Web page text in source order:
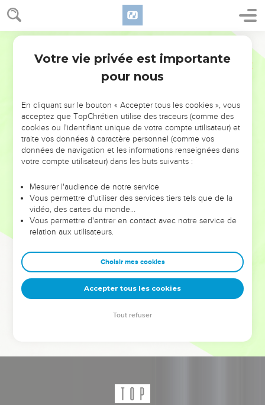
NE MANQUEZ PAS L’ÉVÉNEMENT
DE L’ANNÉE !
ET SI LEURS ERREURS POUVAIENT VOUS ÉVITER LES
VOTRES ?
leur foi ou leur vision. Mais on voit moins les doutes, les erreurs
et les saisons difficiles qu'ils ont traversés, alors même que ce
sont elles qui les ont façonnés.
Dans cette conférence, leaders, entrepreneurs, et responsables
clés pour avancer avec plus de sagesse afin que leurs erreurs
deviennent vos tremplins. Que vous guidiez un ministère, une
équipe, un groupe ou une famille, leur expérience est faite
pour vous.
Votre vie privée est importante
pour nous
En cliquant sur le bouton « Accepter tous les cookies », vous
acceptez que TopChrétien utilise des traceurs (comme des
cookies ou l'identifiant unique de votre compte utilisateur) et
traite vos données à caractère personnel (comme vos
données de navigation et les informations renseignées dans
votre compte utilisateur) dans les buts suivants :
Mesurer l'audience de notre service
Vous permettre d'utiliser des services tiers tels que de la
vidéo, des cartes du monde…
Vous permettre d'entrer en contact avec notre service de
relation aux utilisateurs.
Choisir mes cookies
Accepter tous les cookies
Tout refuser